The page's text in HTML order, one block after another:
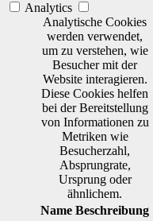
Analytics
Analytische Cookies
werden verwendet,
um zu verstehen, wie
Besucher mit der
Website interagieren.
Diese Cookies helfen
bei der Bereitstellung
von Informationen zu
Metriken wie
Besucherzahl,
Absprungrate,
Ursprung oder
ähnlichem.
Name Beschreibung